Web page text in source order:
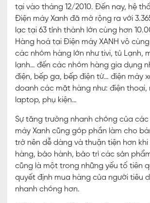
tại vào tháng 12/2010. Đến nay, hệ
Điện máy Xanh đã mở rộng ra với
lạc tại 63 tỉnh thành lớn cùng hơn
Hàng hoá tại Điện máy XANH vô
các nhóm hàng lớn như tivi, tủ Lạnh,
lạnh… đến các nhóm hàng gia dụng
điện, bếp ga, bếp điện từ… điện máy
doanh các mặt hàng như: điện thoại,
laptop, phụ kiện…
Sự tăng trưởng nhanh chóng của
máy Xanh cũng góp phần làm cho
trở nên dễ dàng và thuận tiện hơn
hàng, bảo hành, bảo trì các sản
cũng là một trong những yếu tố tiên
quyết định mua hàng của người tiêu
nhanh chóng hơn.